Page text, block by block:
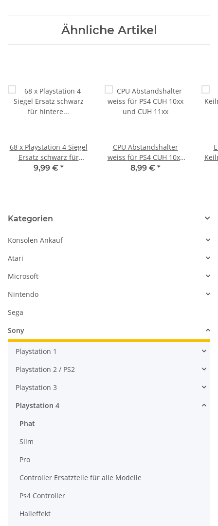
Ähnliche Artikel
68 x Playstation 4 Siegel
Ersatz schwarz für
hintere Schrauben Phat
9,99 € *
CPU Abstandshalter
weiss für PS4 CUH 10xx
und CUH 11xx
8,99 € *
Kategorien
Konsolen Ankauf
Atari
Microsoft
Nintendo
Sega
Sony
Playstation 1
Playstation 2 / PS2
Playstation 3
Playstation 4
Phat
Slim
Pro
Controller Ersatzteile für alle Modelle
Ps4 Controller
Halleffekt